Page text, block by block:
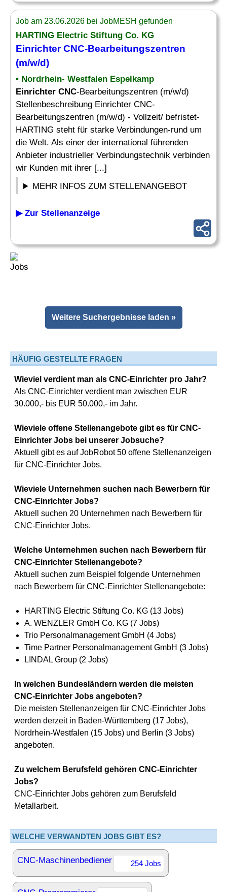
Job am 23.06.2026 bei JobMESH gefunden
HARTING Electric Stiftung Co. KG
Einrichter CNC-Bearbeitungszentren
(m/w/d)
• Nordrhein- Westfalen Espelkamp
Einrichter CNC-Bearbeitungszentren (m/w/d)
Stellenbeschreibung Einrichter CNC-
Bearbeitungszentren (m/w/d) - Vollzeit/ befristet-
HARTING steht für starke Verbindungen-rund um
die Welt. Als einer der international führenden
Anbieter industrieller Verbindungstechnik verbinden
wir Kunden mit ihrer [...]
MEHR INFOS ZUM STELLENANGEBOT
▶ Zur Stellenanzeige
Weitere Suchergebnisse laden »
HÄUFIG GESTELLTE FRAGEN
Wieviel verdient man als CNC-Einrichter pro Jahr?
Als CNC-Einrichter verdient man zwischen EUR
30.000,- bis EUR 50.000,- im Jahr.
Wieviele offene Stellenangebote gibt es für CNC-
Einrichter Jobs bei unserer Jobsuche?
Aktuell gibt es auf JobRobot 50 offene Stellenanzeigen
für CNC-Einrichter Jobs.
Wieviele Unternehmen suchen nach Bewerbern für
CNC-Einrichter Jobs?
Aktuell suchen 20 Unternehmen nach Bewerbern für
CNC-Einrichter Jobs.
Welche Unternehmen suchen nach Bewerbern für
CNC-Einrichter Stellenangebote?
Aktuell suchen zum Beispiel folgende Unternehmen
nach Bewerbern für CNC-Einrichter Stellenangebote:
HARTING Electric Stiftung Co. KG (13 Jobs)
A. WENZLER GmbH Co. KG (7 Jobs)
Trio Personalmanagement GmbH (4 Jobs)
Time Partner Personalmanagement GmbH (3 Jobs)
LINDAL Group (2 Jobs)
In welchen Bundesländern werden die meisten
CNC-Einrichter Jobs angeboten?
Die meisten Stellenanzeigen für CNC-Einrichter Jobs
werden derzeit in Baden-Württemberg (17 Jobs),
Nordrhein-Westfalen (15 Jobs) und Berlin (3 Jobs)
angeboten.
Zu welchem Berufsfeld gehören CNC-Einrichter
Jobs?
CNC-Einrichter Jobs gehören zum Berufsfeld
Metallarbeit.
WELCHE VERWANDTEN JOBS GIBT ES?
CNC-Maschinenbediener 254 Jobs